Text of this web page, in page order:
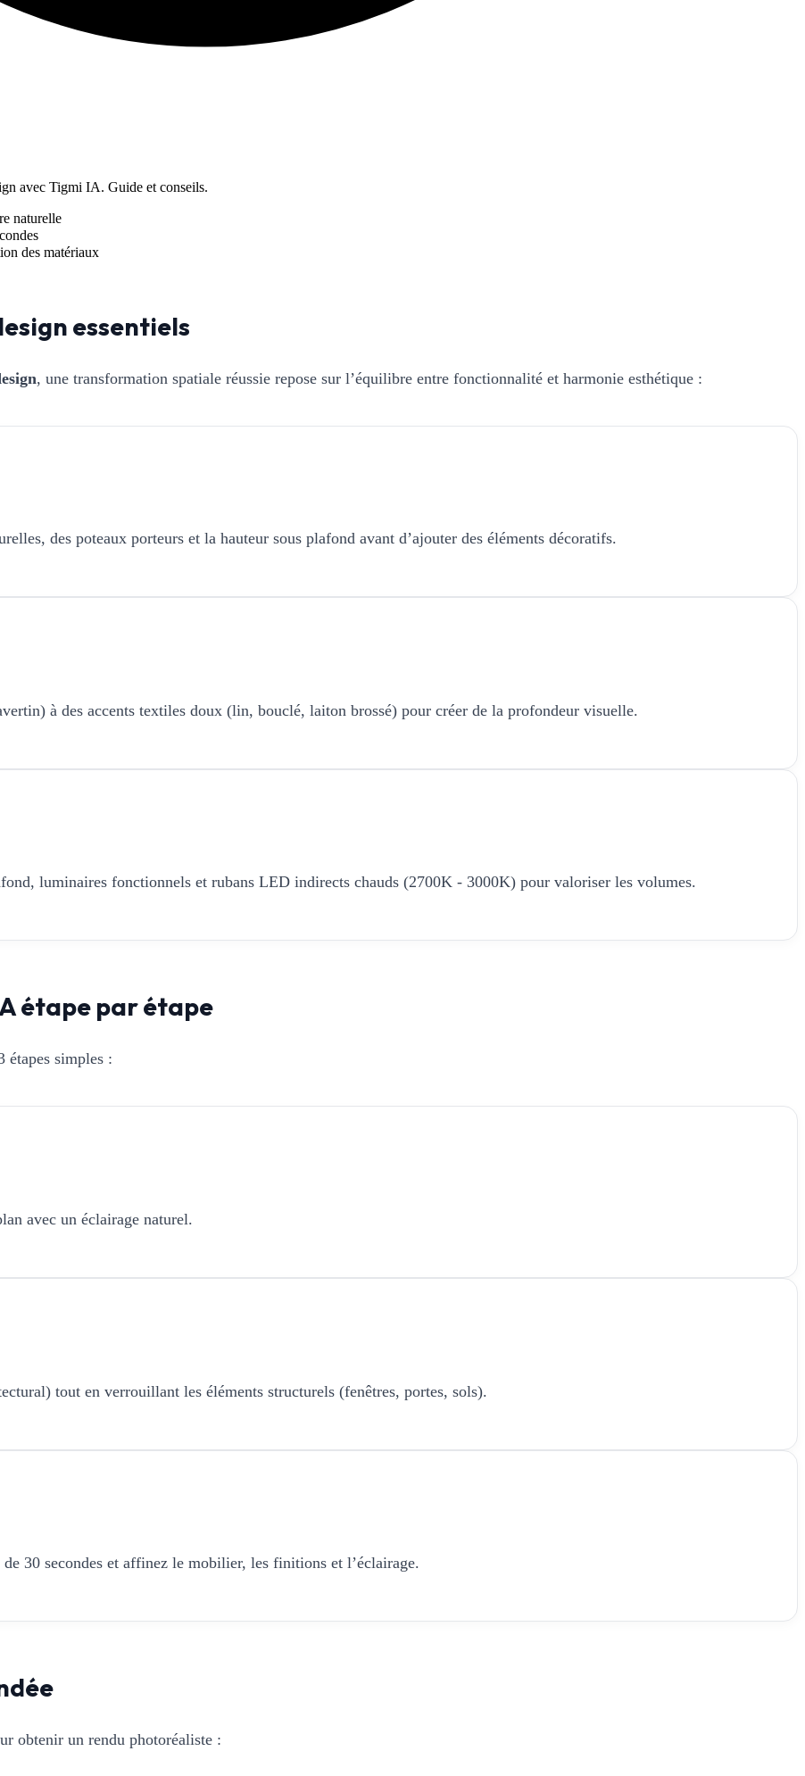
avec Tigmi IA. Guide et conseils.
naturelle
des matériaux
essentiels
, une transformation spatiale réussie repose sur l’équilibre entre fonctionnalité et harmonie esthétique :
des poteaux porteurs et la hauteur sous plafond avant d’ajouter des éléments décoratifs.
à des accents textiles doux (lin, bouclé, laiton brossé) pour créer de la profondeur visuelle.
luminaires fonctionnels et rubans LED indirects chauds (2700K - 3000K) pour valoriser les volumes.
étape par étape
étapes simples :
avec un éclairage naturel.
tout en verrouillant les éléments structurels (fenêtres, portes, sols).
30 secondes et affinez le mobilier, les finitions et l’éclairage.
obtenir un rendu photoréaliste :